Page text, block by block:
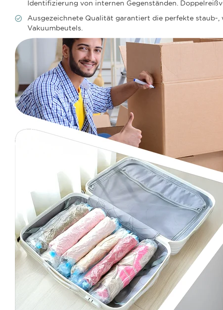
Identifizierung von internen Gegenständen.
Ausgezeichnete Qualität garantiert die perfekte staub-
Vakuumbeutels.